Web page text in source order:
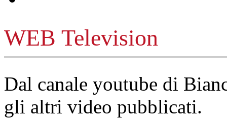
WEB Television
Dal canale youtube di
gli altri video pubblicati.